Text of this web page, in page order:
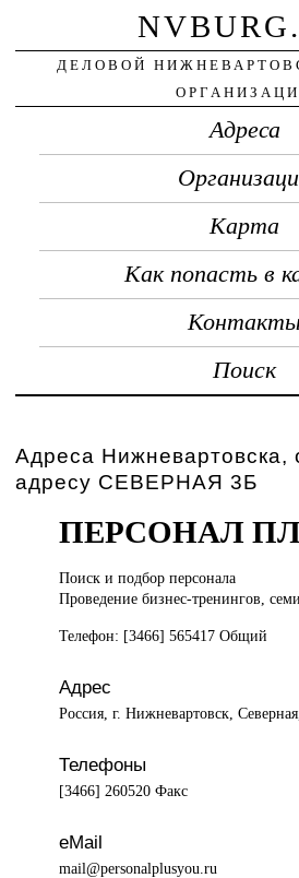
ДЕЛОВОЙ
Адреса
Карта
Как попасть в
Контакты
Поиск
Адреса Нижневартовска,
адресу СЕВЕРНАЯ 3Б
ПЕРСОНАЛ
Поиск иподбор персонала
Проведение бизнес-тренингов,
Телефон: [3466] 565417 Общий
Адрес
Россия, г. Нижневартовск,
Телефоны
[3466] 260520 Факс
eMail
mail@personalplusyou.ru